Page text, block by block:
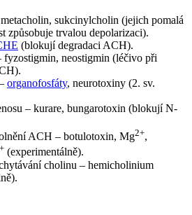
sukcinylcholin (jejich pomalá
způsobuje trvalou depolarizaci).
(blokují degradaci ACH).
fyzostigmin, neostigmin (léčivo při
organofosfáty, neurotoxiny (2. sv.
– kurare, bungarotoxin (blokují N-
ACH – botulotoxin, Mg2+,
(experimentálně).
cholinu – hemicholinium